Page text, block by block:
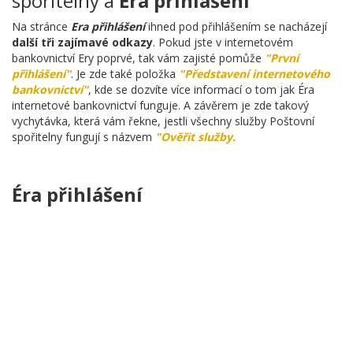
Na stránce Era přihlášeníihned pod přihlášením se nacházejí
další tři zajímavé odkazy. Pokud jste v internetovém
bankovnictví Ery poprvé, tak vám zajisté pomůže "První
přihlášení". Je zde také položka "Představení internetového
bankovnictví", kde se dozvíte více informací o tom jak Éra
internetové bankovnictví funguje. A závěrem je zde takový
vychytávka, která vám řekne, jestli všechny služby Poštovní
spořitelny fungují s názvem "Ověřit služby.
Éra přihlášení